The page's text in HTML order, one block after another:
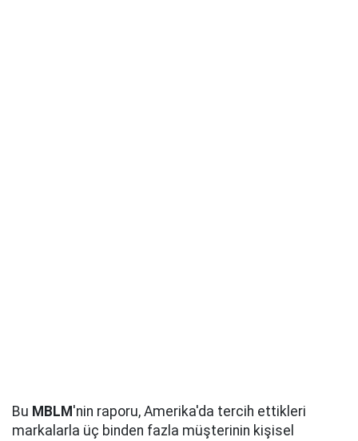
Bu MBLM 'nin raporu, Amerika'da tercih ettikleri
markalarla üç binden fazla müşterinin kişisel